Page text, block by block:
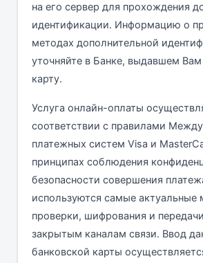
на его сервер для прохождения
идентификации. Информацию о
методах дополнительной
уточняйте в Банке, выдавшем
карту.
Услуга онлайн-оплаты
соответствии с правилами
платежных систем Visa и
принципах соблюдения
безопасности совершения
используются самые актуальные
проверки, шифрования и
закрытым каналам связи. Ввод
банковской карты